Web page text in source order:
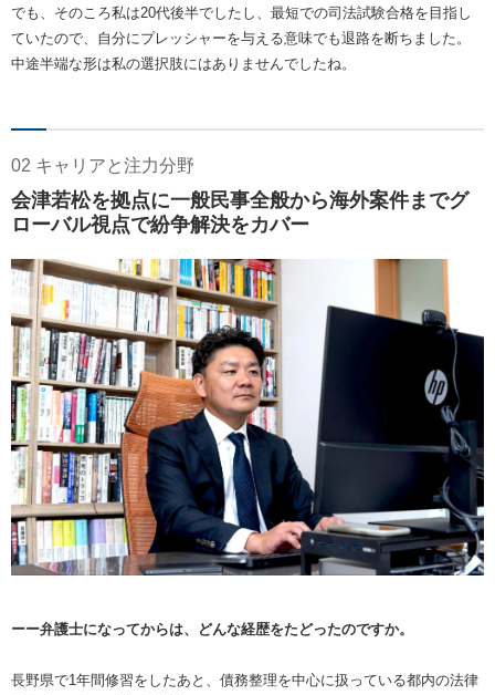
でも、そのころ私は20代後半でしたし、最短での司法試験合格を目指し
ていたので、自分にプレッシャーを与える意味でも退路を断ちました。
中途半端な形は私の選択肢にはありませんでしたね。
02 キャリアと注力分野
会津若松を拠点に一般民事全般から海外案件までグ
ローバル視点で紛争解決をカバー
ーー弁護士になってからは、どんな経歴をたどったのですか。
長野県で1年間修習をしたあと、債務整理を中心に扱っている都内の法律